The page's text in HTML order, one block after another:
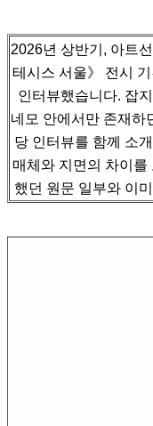
2026년 상반기, 아트
테시스 서울》 전시
인터뷰했습니다. 잡
네모 안에서만 존재하
당 인터뷰를 함께 소
매체와 지면의 차이를
했던 원문 일부와 이